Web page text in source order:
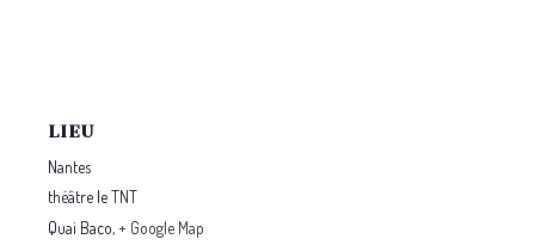
LIEU
Nantes
théâtre le TNT
Quai Baco, + Google Map